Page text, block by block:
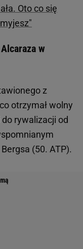
Oto co się
w
z
otrzymał wolny
rywalizacji od
(50. ATP).